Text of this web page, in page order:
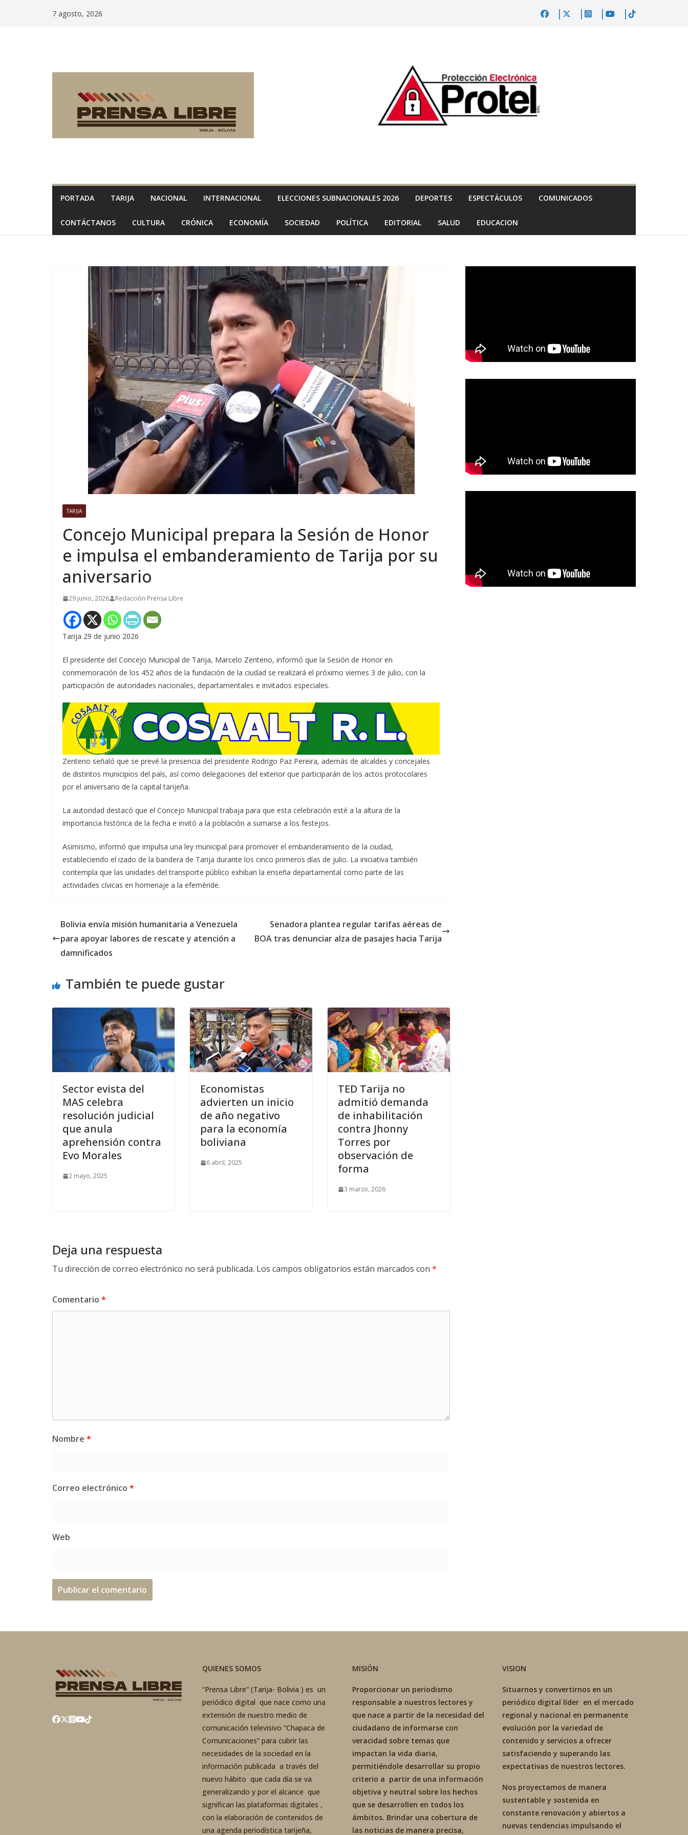
7 agosto, 2026
PORTADA TARIJA NACIONAL INTERNACIONAL ELECCIONES SUBNACIONALES 2026 DEPORTES ESPECTÁCULOS COMUNICADOS
CONTÁCTANOS CULTURA CRÓNICA ECONOMÍA SOCIEDAD POLÍTICA EDITORIAL SALUD EDUCACION
TARIJA
Concejo Municipal prepara la Sesión de Honor
e impulsa el embanderamiento de Tarija por su
aniversario
29 junio, 2026 Redacción Prensa Libre
Tarija 29 de junio 2026
El presidente del Concejo Municipal de Tarija, Marcelo Zenteno, informó que la Sesión de Honor en
conmemoración de los 452 años de la fundación de la ciudad se realizará el próximo viernes 3 de julio, con la
participación de autoridades nacionales, departamentales e invitados especiales.
Zenteno señaló que se prevé la presencia del presidente Rodrigo Paz Pereira, además de alcaldes y concejales
de distintos municipios del país, así como delegaciones del exterior que participarán de los actos protocolares
por el aniversario de la capital tarijeña.
La autoridad destacó que el Concejo Municipal trabaja para que esta celebración esté a la altura de la
importancia histórica de la fecha e invitó a la población a sumarse a los festejos.
Asimismo, informó que impulsa una ley municipal para promover el embanderamiento de la ciudad,
estableciendo el izado de la bandera de Tarija durante los cinco primeros días de julio. La iniciativa también
contempla que las unidades del transporte público exhiban la enseña departamental como parte de las
actividades cívicas en homenaje a la efeméride.
Bolivia envía misión humanitaria a Venezuela
para apoyar labores de rescate y atención a
damnificados
Senadora plantea regular tarifas aéreas de
BOA tras denunciar alza de pasajes hacia Tarija
También te puede gustar
Sector evista del
MAS celebra
resolución judicial
que anula
aprehensión contra
Evo Morales
2 mayo, 2025
Economistas
advierten un inicio
de año negativo
para la economía
boliviana
6 abril, 2025
TED Tarija no
admitió demanda
de inhabilitación
contra Jhonny
Torres por
observación de
forma
3 marzo, 2026
Deja una respuesta
Tu dirección de correo electrónico no será publicada. Los campos obligatorios están marcados con *
Comentario *
Nombre *
Correo electrónico *
Web
QUIENES SOMOS
“Prensa Libre” (Tarija- Bolivia ) es un
periódico digital que nace como una
extensión de nuestro medio de
comunicación televisivo “Chapaca de
Comunicaciones” para cubrir las
necesidades de la sociedad en la
información publicada a través del
nuevo hábito que cada día se va
generalizando y por el alcance que
significan las plataformas digitales ,
con la elaboración de contenidos de
una agenda periodística tarijeña,
MISIÓN
Proporcionar un periodismo
responsable a nuestros lectores y
que nace a partir de la necesidad del
ciudadano de informarse con
veracidad sobre temas que
impactan la vida diaria,
permitiéndole desarrollar su propio
criterio a partir de una información
objetiva y neutral sobre los hechos
que se desarrollen en todos los
ámbitos. Brindar una cobertura de
las noticias de manera precisa,
VISION
Situarnos y convertirnos en un
periódico digital líder en el mercado
regional y nacional en permanente
evolución por la variedad de
contenido y servicios a ofrecer
satisfaciendo y superando las
expectativas de nuestros lectores.
Nos proyectamos de manera
sustentable y sostenida en
constante renovación y abiertos a
nuevas tendencias impulsando el